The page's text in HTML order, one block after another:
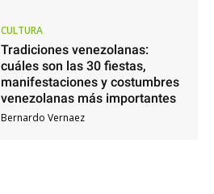
CULTURA
Tradiciones venezolanas:
cuáles son las 30 fiestas,
manifestaciones y costumbres
venezolanas más importantes
Bernardo Vernaez